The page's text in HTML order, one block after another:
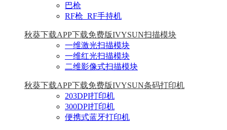
巴枪
RF枪_RF手持机
秋葵下载APP下载免费版IVYSUN扫描模块
一维激光扫描模块
一维红光扫描模块
二维影像式扫描模块
秋葵下载APP下载免费版IVYSUN条码打印机
203DPI打印机
300DPI打印机
便携式蓝牙打印机